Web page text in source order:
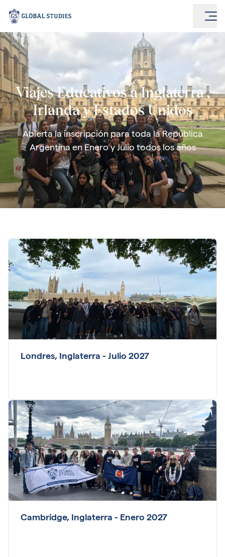
Viajes Educativos a Inglaterra ,
Irlanda y Estados Unidos
Abierta la inscripción para toda la República
Argentina en Enero y Julio todos los años
Londres, Inglaterra - Julio 2027
Cambridge, Inglaterra - Enero 2027